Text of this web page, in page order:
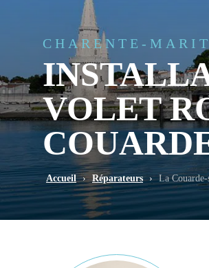
CHARENTE-
VOLET
Accueil › Réparateurs › La